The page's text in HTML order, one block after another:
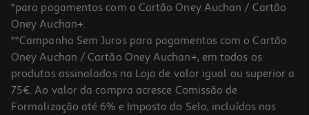
*para pagamentos com o Cartão Oney Auchan / Cartão
Oney Auchan+.
**Campanha Sem Juros para pagamentos com o Cartão
Oney Auchan / Cartão Oney Auchan+, em todos os
produtos assinalados na Loja de valor igual ou superior a
75€. Ao valor da compra acresce Comissão de
Formalização até 6% e Imposto do Selo, incluídos nas